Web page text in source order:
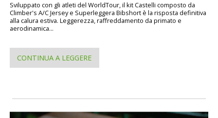
Sviluppato con gli atleti del WorldTour, il kit Castelli composto da
Climber's A/C Jersey e Superleggera Bibshort è la risposta definitiva
alla calura estiva. Leggerezza, raffreddamento da primato e
aerodinamica...
CONTINUA A LEGGERE